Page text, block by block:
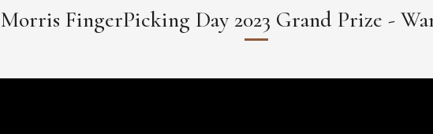
Morris FingerPicking Day 2023 Grand Prize -